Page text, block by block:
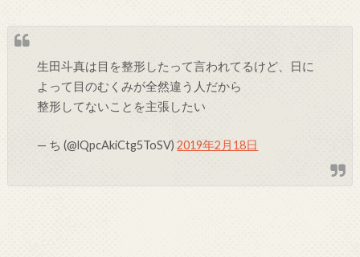
生田斗真は目を整形したって言われてるけど、日に
よって目のむくみが全然違う人だから
整形してないことを主張したい
— ち (@lQpcAkiCtg5ToSV)2019年2月18日